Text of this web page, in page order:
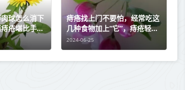
球怎么消下
疮堪比手
了！
痔疮找上门不要怕，经常吃这
几种食物加上“它”，痔疮轻松
远离！
2024-06-25